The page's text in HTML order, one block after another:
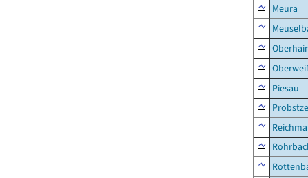
Meura
Piesau